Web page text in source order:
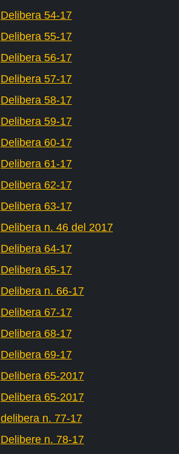
Delibera 54-17
Delibera 55-17
Delibera 56-17
Delibera 57-17
Delibera 58-17
Delibera 59-17
Delibera 60-17
Delibera 61-17
Delibera 62-17
Delibera 63-17
Delibera n. 46 del 2017
Delibera 64-17
Delibera 65-17
Delibera n. 66-17
Delibera 67-17
Delibera 68-17
Delibera 69-17
Delibera 65-2017
Delibera 65-2017
delibera n. 77-17
Delibere n. 78-17